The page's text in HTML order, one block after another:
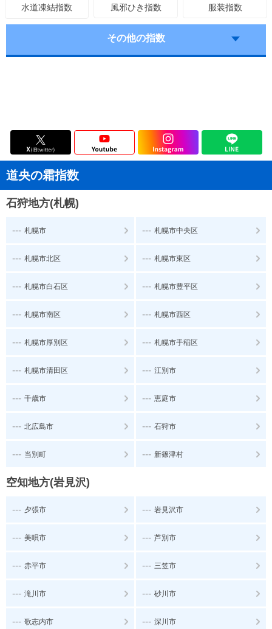
水道凍結指数 風邪ひき指数 服装指数
その他の指数
道央の霜指数
石狩地方(札幌)
--- 札幌市 --- 札幌市中央区
--- 札幌市北区 --- 札幌市東区
--- 札幌市白石区 --- 札幌市豊平区
--- 札幌市南区 --- 札幌市西区
--- 札幌市厚別区 --- 札幌市手稲区
--- 札幌市清田区 --- 江別市
--- 千歳市 --- 恵庭市
--- 北広島市 --- 石狩市
--- 当別町 --- 新篠津村
空知地方(岩見沢)
--- 夕張市 --- 岩見沢市
--- 美唄市 --- 芦別市
--- 赤平市 --- 三笠市
--- 滝川市 --- 砂川市
--- 歌志内市 --- 深川市